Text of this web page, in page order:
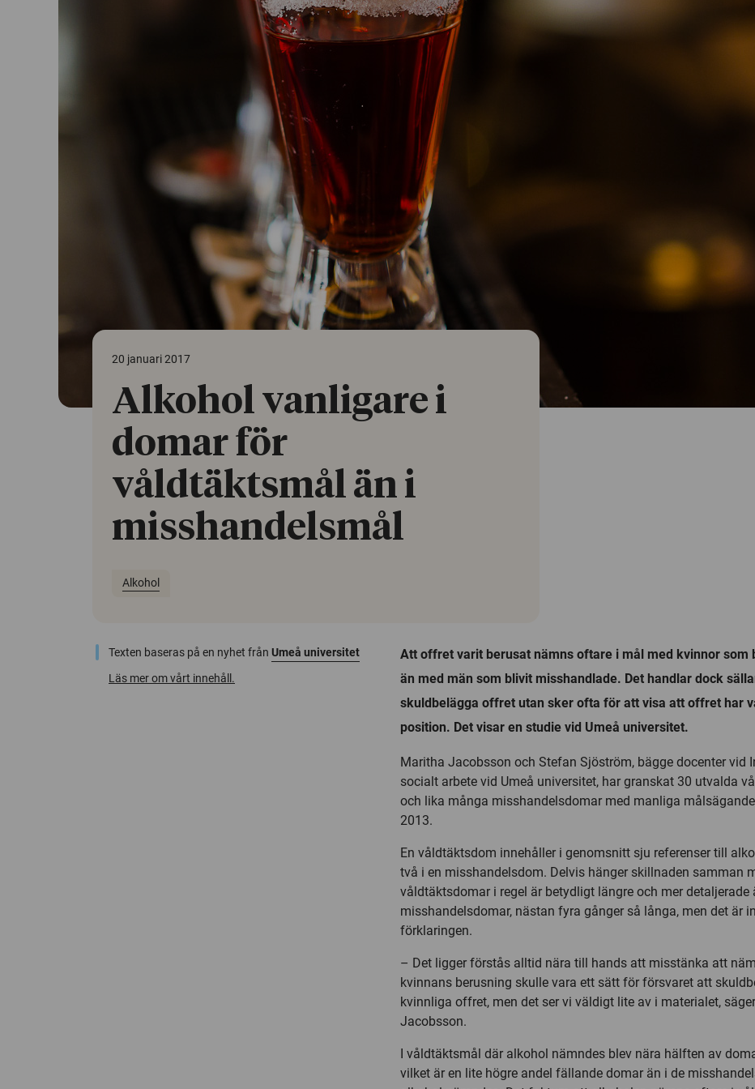
20 januari 2017
Alkohol vanligare i
domar för
våldtäktsmål än i
misshandelsmål
Alkohol
Texten baseras på en nyhet från Umeå universitet
Läs mer om vårt innehåll.
Att offret varit berusat nämns oftare i mål med kvinnor som
än med män som blivit misshandlade. Det handlar dock
skuldbelägga offret utan sker ofta för att visa att offret har
position. Det visar en studie vid Umeå universitet.
Maritha Jacobsson och Stefan Sjöström, bägge docenter vid
socialt arbete vid Umeå universitet, har granskat 30 utvalda
och lika många misshandelsdomar med manliga
2013.
En våldtäktsdom innehåller i genomsnitt sju referenser till
två i en misshandelsdom. Delvis hänger skillnaden samman
våldtäktsdomar i regel är betydligt längre och mer detaljerade
misshandelsdomar, nästan fyra gånger så långa, men det är
förklaringen.
– Det ligger förstås alltid nära till hands att misstänka att
kvinnans berusning skulle vara ett sätt för försvaret att
kvinnliga offret, men det ser vi väldigt lite av i materialet,
Jacobsson.
I våldtäktsmål där alkohol nämndes blev nära hälften av
vilket är en lite högre andel fällande domar än i de